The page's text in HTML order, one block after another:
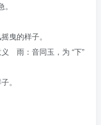
曳的样子。
义 雨：音同玉，为 “下”
。